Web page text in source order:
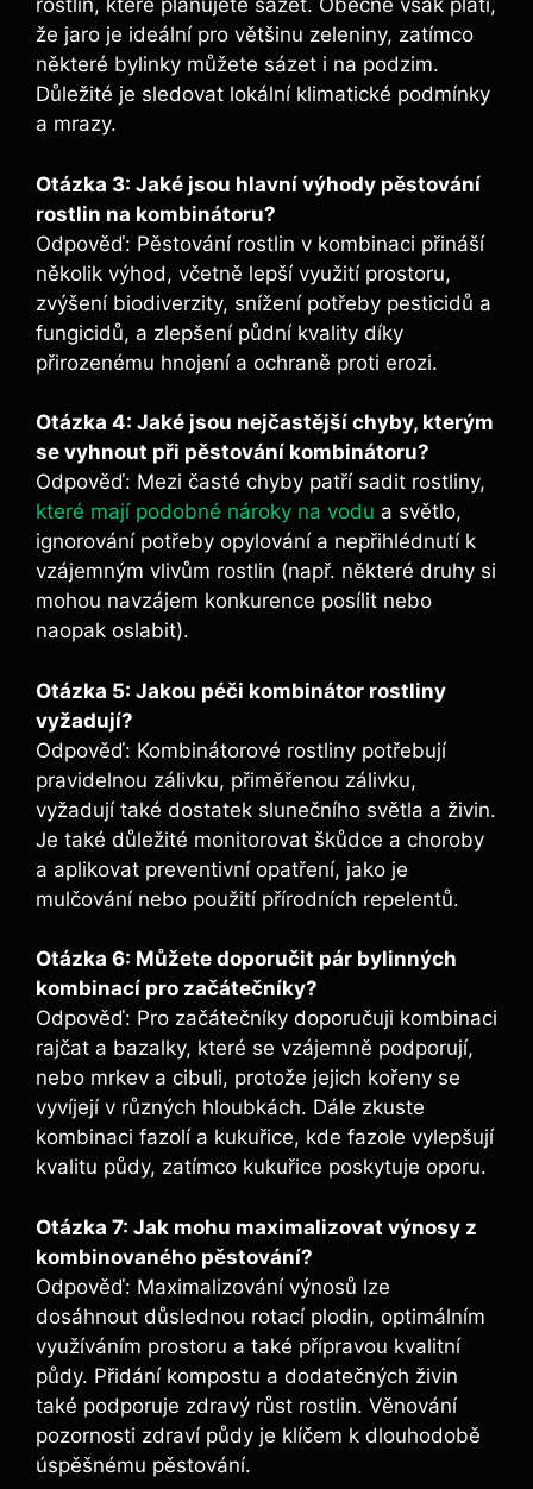
rostlin, které plánujete sázet. Obecně však platí,
že jaro je ideální pro většinu zeleniny, zatímco
některé bylinky můžete sázet i na podzim.
Důležité je sledovat lokální klimatické podmínky
a mrazy.
Otázka 3: Jaké jsou hlavní výhody pěstování
rostlin na kombinátoru?
Odpověď: Pěstování rostlin v kombinaci přináší
několik výhod, včetně lepší využití prostoru,
zvýšení biodiverzity, snížení potřeby pesticidů a
fungicidů, a zlepšení půdní kvality díky
přirozenému hnojení a ochraně proti erozi.
Otázka 4: Jaké jsou nejčastější chyby, kterým
se vyhnout při pěstování kombinátoru?
Odpověď: Mezi časté chyby patří sadit rostliny,
které mají podobné nároky na vodu a světlo,
ignorování potřeby opylování a nepřihlédnutí k
vzájemným vlivům rostlin (např. některé druhy si
mohou navzájem konkurence posílit nebo
naopak oslabit).
Otázka 5: Jakou péči kombinátor rostliny
vyžadují?
Odpověď: Kombinátorové rostliny potřebují
pravidelnou zálivku, přiměřenou zálivku,
vyžadují také dostatek slunečního světla a živin.
Je také důležité monitorovat škůdce a choroby
a aplikovat preventivní opatření, jako je
mulčování nebo použití přírodních repelentů.
Otázka 6: Můžete doporučit pár bylinných
kombinací pro začátečníky?
Odpověď: Pro začátečníky doporučuji kombinaci
rajčat a bazalky, které se vzájemně podporují,
nebo mrkev a cibuli, protože jejich kořeny se
vyvíjejí v různých hloubkách. Dále zkuste
kombinaci fazolí a kukuřice, kde fazole vylepšují
kvalitu půdy, zatímco kukuřice poskytuje oporu.
Otázka 7: Jak mohu maximalizovat výnosy z
kombinovaného pěstování?
Odpověď: Maximalizování výnosů lze
dosáhnout důslednou rotací plodin, optimálním
využíváním prostoru a také přípravou kvalitní
půdy. Přidání kompostu a dodatečných živin
také podporuje zdravý růst rostlin. Věnování
pozornosti zdraví půdy je klíčem k dlouhodobě
úspěšnému pěstování.